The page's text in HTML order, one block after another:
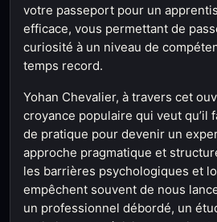
votre passeport pour un
efficace, vous permettant de
curiosité à un niveau de
temps record.
Yohan Chevalier, à travers cet
croyance populaire qui veut qu’il
de pratique pour devenir un
approche pragmatique et
les barrières psychologiques et
empêchent souvent de nous
un professionnel débordé, un